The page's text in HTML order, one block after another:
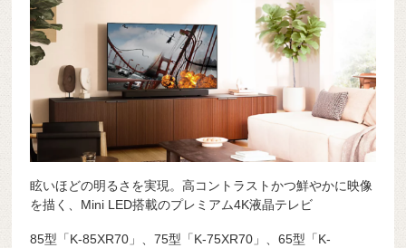
眩いほどの明るさを実現。高コントラストかつ鮮やかに映像
を描く、Mini LED搭載のプレミアム4K液晶テレビ
85型「K-85XR70」、75型「K-75XR70」、65型「K-